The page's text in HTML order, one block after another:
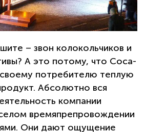
– звон колокольчиков и
А это потому, что Coca-
потребителю теплую
Абсолютно вся
компании
времяпрепровождении
Они дают ощущение